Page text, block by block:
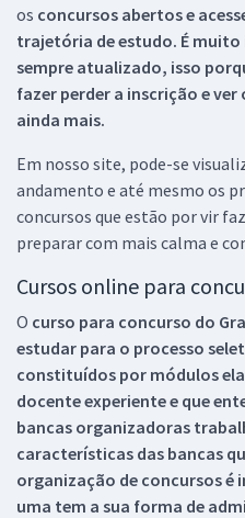
os concursos abertos e
trajetória de estudo. É
sempre atualizado, isso
fazer perder a inscrição e
ainda mais.
Em nosso site, pode-se
andamento e até mesmo os
concursos que estão por vir
preparar com mais calma e
Cursos online para
O curso para concurso do
estudar para o processo
constituídos por módulos
docente experiente e que
bancas organizadoras
características das bancas
organização de concursos
uma tem a sua forma de